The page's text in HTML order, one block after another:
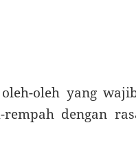
oleh yang
dengan